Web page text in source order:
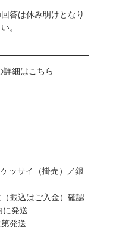
答は休み明けとなり
。
詳細はこちら
ッサイ（掛売）／銀
振込はご入金）確認
に発送
発送